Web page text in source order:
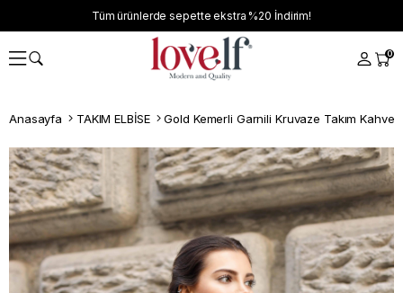
Tüm ürünlerde sepette ekstra %20 İndirim!
0
Anasayfa TAKIM ELBİSE Gold Kemerli Garnili Kruvaze Takım Kahve